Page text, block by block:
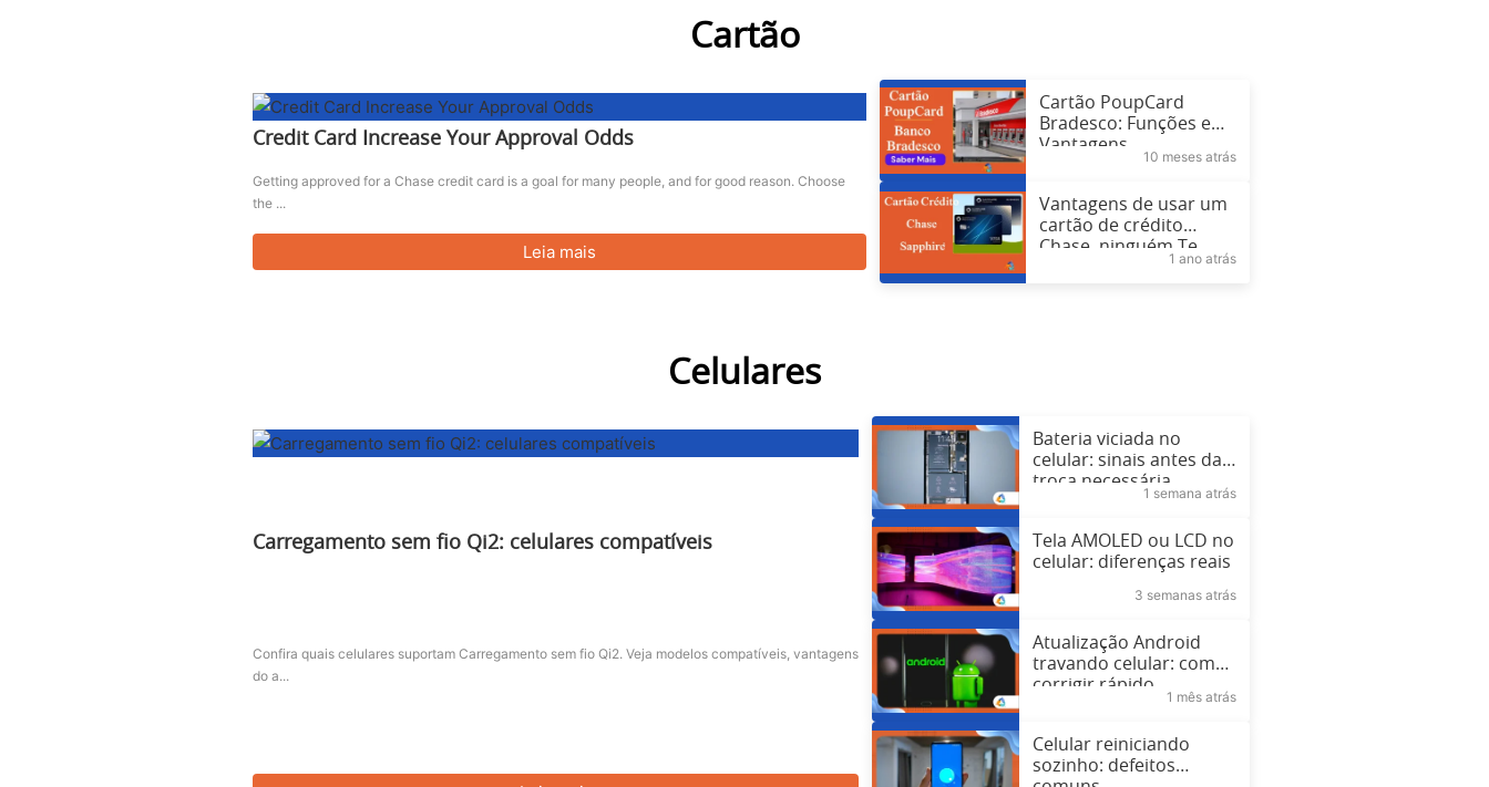
Cartão
Credit Card Increase Your Approval Odds
Getting approved for a Chase credit card is a goal for many people, and for good reason. Choose
the ...
Leia mais
Cartão PoupCard
Bradesco: Funções e
Vantagens
10 meses atrás
Vantagens de usar um
cartão de crédito
Chase, ninguém Te
1 ano atrás
Celulares
Carregamento sem fio Qi2: celulares compatíveis
Confira quais celulares suportam Carregamento sem fio Qi2. Veja modelos compatíveis, vantagens
do a...
Bateria viciada no
celular: sinais antes da
troca necessária
1 semana atrás
Tela AMOLED ou LCD no
celular: diferenças reais
3 semanas atrás
Atualização Android
travando celular: como
corrigir rápido
1 mês atrás
Celular reiniciando
sozinho: defeitos